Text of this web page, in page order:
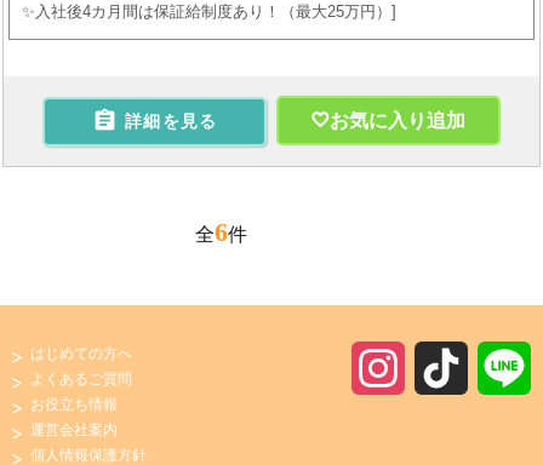
✨入社後4カ月間は保証給制度あり！（最大25万円）
 詳細を見る お気に入り追加
全6件
はじめての方へ
よくあるご質問
お役立ち情報
運営会社案内
個人情報保護方針